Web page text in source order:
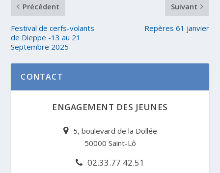
Précédent
Festival de cerfs-volants
de Dieppe -13 au 21
Septembre 2025
Suivant
Repères 61 janvier
CONTACT
ENGAGEMENT DES JEUNES
5, boulevard de la Dollée
50000 Saint-Lô
02.33.77.42.51